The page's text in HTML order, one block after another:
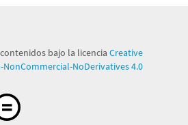
bajo la licencia Creative
NoDerivatives 4.0